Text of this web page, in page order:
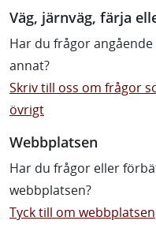
Väg, järnväg, färja
Har du frågor
annat?
Skriv till oss om frågor
övrigt
Webbplatsen
Har du frågor eller
webbplatsen?
Tyck till om webbplatsen